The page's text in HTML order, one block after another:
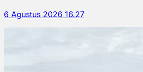
6 Agustus 2026 16.27